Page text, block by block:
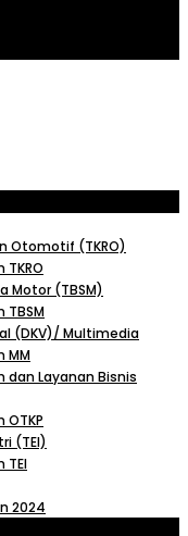
Otomotif (TKRO)
Motor (TBSM)
TBSM
(DKV)/ Multimedia
MM
dan Layanan Bisnis
OTKP
(TEI)
TEI
2024